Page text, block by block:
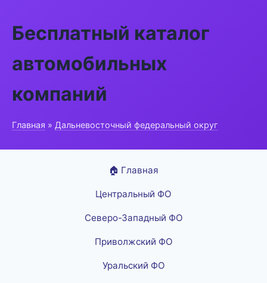
Бесплатный каталог
автомобильных
компаний
Главная » Дальневосточный федеральный округ
🏠 Главная
Центральный ФО
Северо-Западный ФО
Приволжский ФО
Уральский ФО